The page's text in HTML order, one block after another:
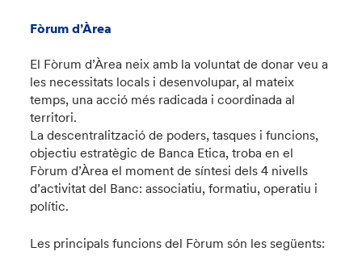
Fòrum d’Àrea
El Fòrum d’Àrea neix amb la voluntat de donar veu a
les necessitats locals i desenvolupar, al mateix
temps, una acció més radicada i coordinada al
territori.
La descentralització de poders, tasques i funcions,
objectiu estratègic de Banca Etica, troba en el
Fòrum d’Àrea el moment de síntesi dels 4 nivells
d’activitat del Banc: associatiu, formatiu, operatiu i
polític.
Les principals funcions del Fòrum són les següents: